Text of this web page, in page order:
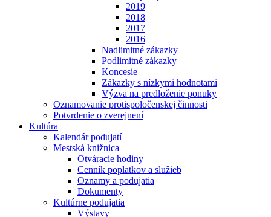
2019
2018
2017
2016
Nadlimitné zákazky
Podlimitné zákazky
Koncesie
Zákazky s nízkymi hodnotami
Výzva na predloženie ponuky
Oznamovanie protispoločenskej činnosti
Potvrdenie o zverejnení
Kultúra
Kalendár podujatí
Mestská knižnica
Otváracie hodiny
Cenník poplatkov a služieb
Oznamy a podujatia
Dokumenty
Kultúrne podujatia
Výstavy